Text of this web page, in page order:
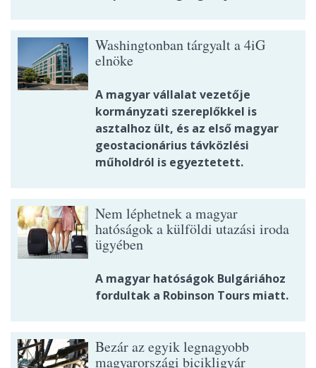
Washingtonban tárgyalt a 4iG
elnöke
A magyar vállalat vezetője
kormányzati szereplőkkel is
asztalhoz ült, és az első magyar
geostacionárius távközlési
műholdról is egyeztetett.
Nem léphetnek a magyar
hatóságok a külföldi utazási iroda
ügyében
A magyar hatóságok Bulgáriához
fordultak a Robinson Tours miatt.
Bezár az egyik legnagyobb
magyarországi bicikligyár